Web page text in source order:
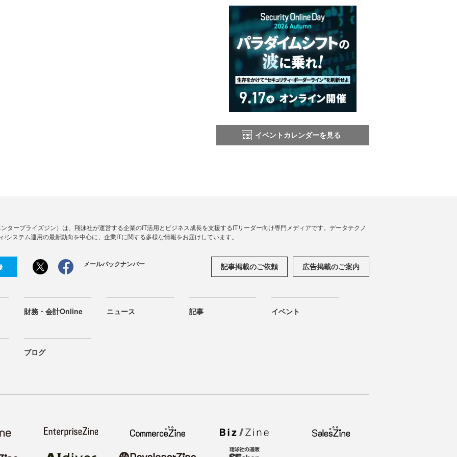
イベントカレンダーを見る
ンタープライズジン）は、翔泳社が運営する企業のIT活用とビジネス成長を支援するITリーダー向け専門メディアです。データテクノ
/システム運用の最新動向を中心に、企業ITに関する多様な情報をお届けしています。
メールバックナンバー 記事掲載のご依頼 広告掲載のご案内
財務・会計Online ニュース 記事 イベント
ブログ